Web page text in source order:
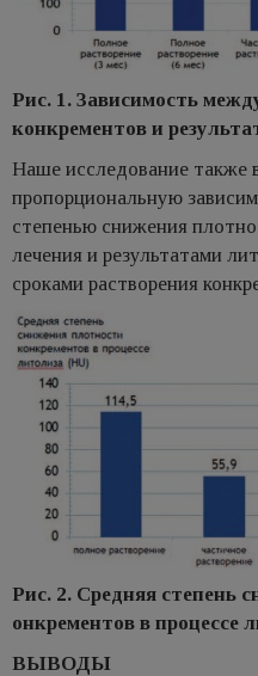
Рис. 1. Зависимость
конкрементов и
Наше исследование также
пропорциональную
степенью снижения
лечения и результатами
сроками растворения
Рис. 2. Средняя степень
онкрементов в процессе
ВЫВОДЫ